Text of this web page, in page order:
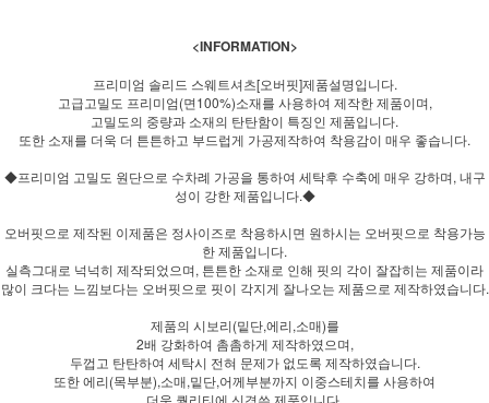
<INFORMATION>
프리미엄 솔리드 스웨트셔츠[오버핏]제품설명입니다.
고급고밀도 프리미엄(면100%)소재를 사용하여 제작한 제품이며,
고밀도의 중량과 소재의 탄탄함이 특징인 제품입니다.
또한 소재를 더욱 더 튼튼하고 부드럽게 가공제작하여 착용감이 매우 좋습니다.
◆프리미엄 고밀도 원단으로 수차례 가공을 통하여 세탁후 수축에 매우 강하며, 내구
성이 강한 제품입니다.◆
오버핏으로 제작된 이제품은 정사이즈로 착용하시면 원하시는 오버핏으로 착용가능
한 제품입니다.
실측그대로 넉넉히 제작되었으며, 튼튼한 소재로 인해 핏의 각이 잘잡히는 제품이라
많이 크다는 느낌보다는 오버핏으로 핏이 각지게 잘나오는 제품으로 제작하였습니다.
제품의 시보리(밑단,에리,소매)를
2배 강화하여 촘촘하게 제작하였으며,
두껍고 탄탄하여 세탁시 전혀 문제가 없도록 제작하였습니다.
또한 에리(목부분),소매,밑단,어께부분까지 이중스테치를 사용하여
더욱 퀄리티에 신경쓴 제품입니다.